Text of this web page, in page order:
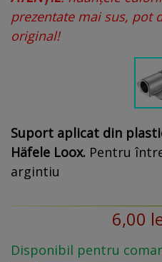
prezentate mai sus, pot
original!
Suport aplicat din
Häfele Loox. Pentru
argintiu
6,00
Disponibil pentru